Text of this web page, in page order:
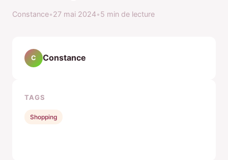
Constance•27 mai 2024•5 min de lecture
C Constance
TAGS
Shopping